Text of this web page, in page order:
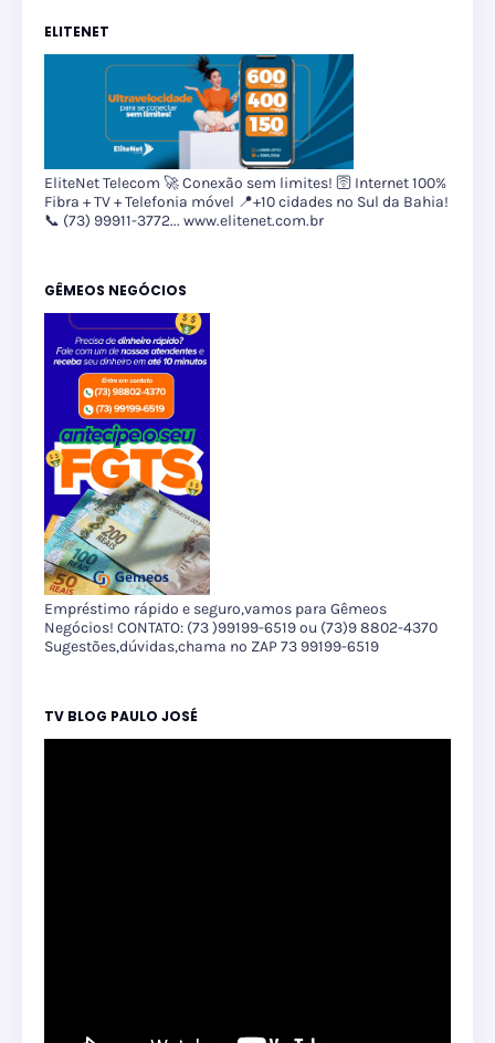
ELITENET
EliteNet Telecom 🚀 Conexão sem limites! 🛜 Internet 100%
Fibra + TV + Telefonia móvel 📍+10 cidades no Sul da Bahia!
📞 (73) 99911-3772... www.elitenet.com.br
GÊMEOS NEGÓCIOS
Empréstimo rápido e seguro,vamos para Gêmeos
Negócios! CONTATO: (73 )99199-6519 ou (73)9 8802-4370
Sugestões,dúvidas,chama no ZAP 73 99199-6519
TV BLOG PAULO JOSÉ